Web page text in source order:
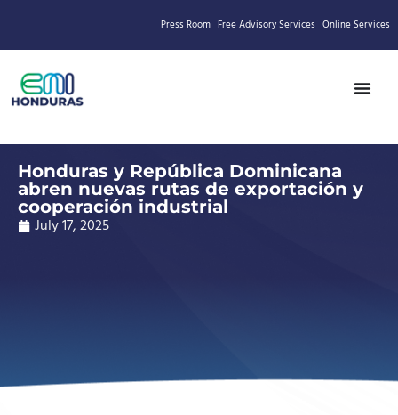
Press Room Free Advisory Services Online Services
Honduras y República Dominicana
abren nuevas rutas de exportación y
cooperación industrial
July 17, 2025